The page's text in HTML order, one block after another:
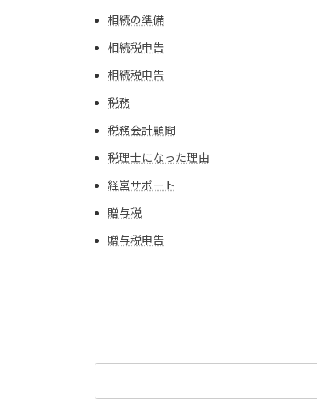
相続の準備
相続税申告
相続税申告
税務
税務会計顧問
税理士になった理由
経営サポート
贈与税
贈与税申告